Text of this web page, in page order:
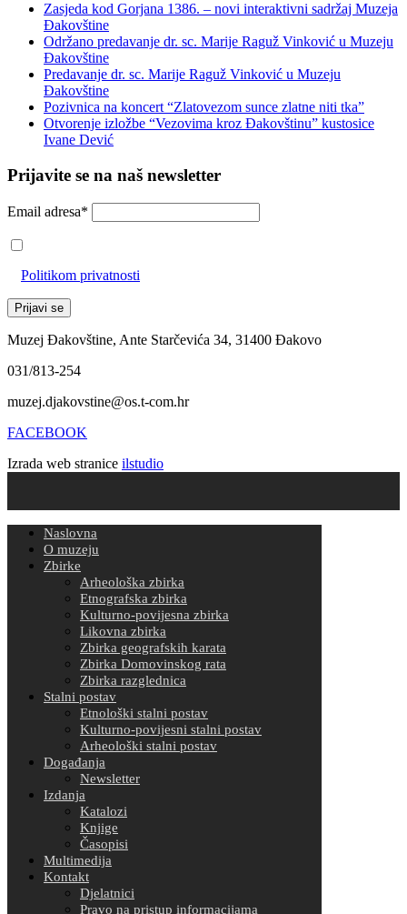
Zasjeda kod Gorjana 1386. – novi interaktivni sadržaj Muzeja
Đakovštine
Održano predavanje dr. sc. Marije Raguž Vinković u Muzeju
Đakovštine
Predavanje dr. sc. Marije Raguž Vinković u Muzeju
Đakovštine
Pozivnica na koncert “Zlatovezom sunce zlatne niti tka”
Otvorenje izložbe “Vezovima kroz Đakovštinu” kustosice
Ivane Dević
Prijavite se na naš newsletter
Email adresa*
Politikom privatnosti
Muzej Đakovštine, Ante Starčevića 34, 31400 Đakovo
031/813-254
muzej.djakovstine@os.t-com.hr
FACEBOOK
Izrada web stranice ilstudio
Naslovna
O muzeju
Zbirke
Arheološka zbirka
Etnografska zbirka
Kulturno-povijesna zbirka
Likovna zbirka
Zbirka geografskih karata
Zbirka Domovinskog rata
Zbirka razglednica
Stalni postav
Etnološki stalni postav
Kulturno-povijesni stalni postav
Arheološki stalni postav
Događanja
Newsletter
Izdanja
Katalozi
Knjige
Časopisi
Multimedija
Kontakt
Djelatnici
Pravo na pristup informacijama